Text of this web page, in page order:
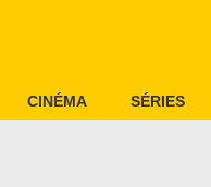
CINÉMA SÉRIES